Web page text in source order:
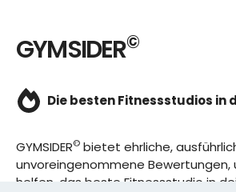
GYMSIDER©
Die besten Fitnessstudios in
GYMSIDER© bietet ehrliche,
unvoreingenommene Bewertungen,
helfen, das beste Fitnessstudio in